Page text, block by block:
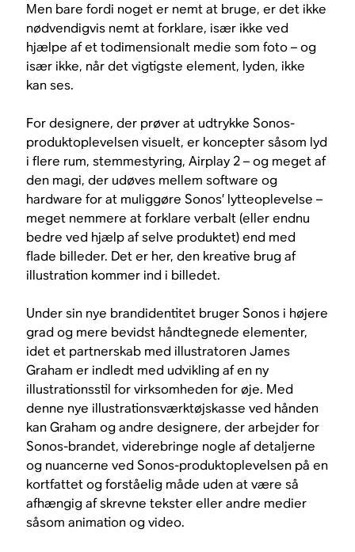
Men bare fordi noget er nemt at bruge, er det ikke
nødvendigvis nemt at forklare, især ikke ved
hjælpe af et todimensionalt medie som foto – og
især ikke, når det vigtigste element, lyden, ikke
kan ses.
For designere, der prøver at udtrykke Sonos-
produktoplevelsen visuelt, er koncepter såsom lyd
i flere rum, stemmestyring, Airplay 2 – og meget af
den magi, der udøves mellem software og
hardware for at muliggøre Sonos’ lytteoplevelse –
meget nemmere at forklare verbalt (eller endnu
bedre ved hjælp af selve produktet) end med
flade billeder. Det er her, den kreative brug af
illustration kommer ind i billedet.
Under sin nye brandidentitet bruger Sonos i højere
grad og mere bevidst håndtegnede elementer,
idet et partnerskab med illustratoren James
Graham er indledt med udvikling af en ny
illustrationsstil for virksomheden for øje. Med
denne nye illustrationsværktøjskasse ved hånden
kan Graham og andre designere, der arbejder for
Sonos-brandet, viderebringe nogle af detaljerne
og nuancerne ved Sonos-produktoplevelsen på en
kortfattet og forståelig måde uden at være så
afhængig af skrevne tekster eller andre medier
såsom animation og video.